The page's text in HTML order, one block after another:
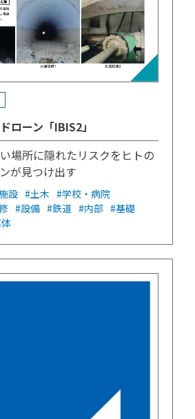
ローン「IBIS2」
場所に隠れたリスクをヒトの
が見つけ出す
設 #土木 #学校・病院
#設備 #鉄道 #内部 #基礎